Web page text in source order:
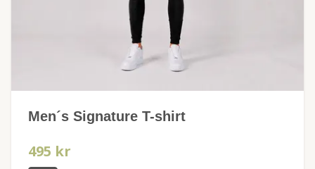
Men´s Signature T-shirt
495 kr